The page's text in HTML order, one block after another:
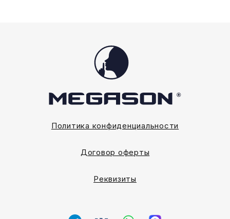
Политика конфиденциальности
Договор оферты
Реквизиты